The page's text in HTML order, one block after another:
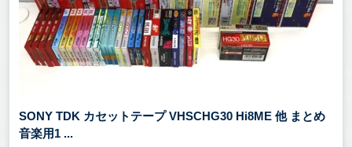
SONY TDK カセットテープ VHSCHG30 Hi8ME 他 まとめ
音楽用1 ...